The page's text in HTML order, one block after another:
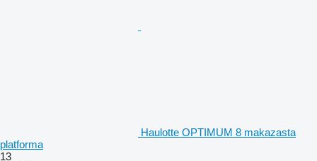
Haulotte OPTIMUM 8 makazasta
platforma
13